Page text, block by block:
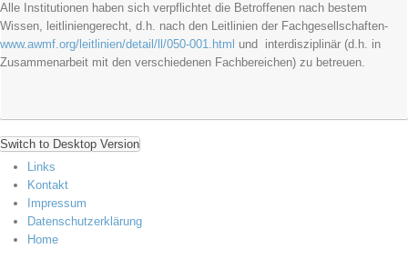
Alle Institutionen haben sich verpflichtet die Betroffenen nach bestem
Wissen, leitliniengerecht, d.h. nach den Leitlinien der Fachgesellschaften-
www.awmf.org/leitlinien/detail/ll/050-001.html und interdisziplinär (d.h. in
Zusammenarbeit mit den verschiedenen Fachbereichen) zu betreuen.
Switch to Desktop Version
Links
Kontakt
Impressum
Datenschutzerklärung
Home